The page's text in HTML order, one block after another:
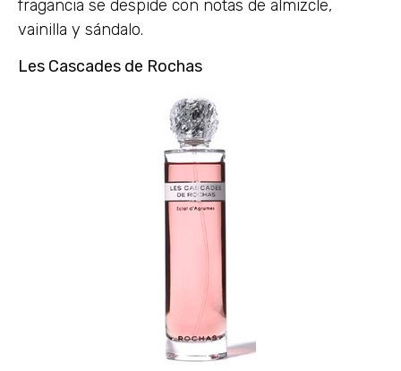
fragancia se despide con notas de almizcle,
vainilla y sándalo.
Les Cascades de Rochas